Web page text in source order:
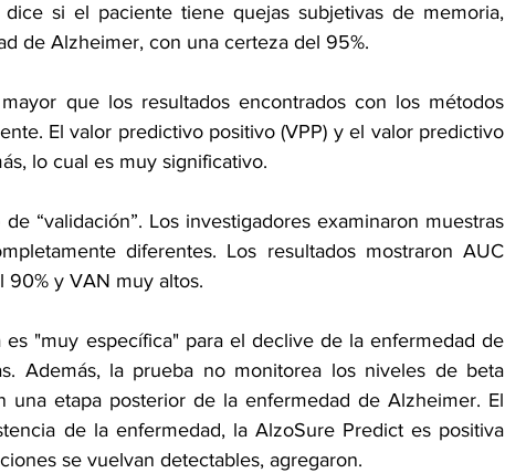
si el paciente tiene quejas subjetivas de memoria,
de Alzheimer, con una certeza del 95%.
que los resultados encontrados con los métodos
El valor predictivo positivo (VPP) y el valor predictivo
lo cual es muy significativo.
“validación”. Los investigadores examinaron muestras
diferentes. Los resultados mostraron AUC
90% y VAN muy altos.
"muy específica" para el declive de la enfermedad de
Además, la prueba no monitorea los niveles de beta
una etapa posterior de la enfermedad de Alzheimer. El
de la enfermedad, la AlzoSure Predict es positiva
se vuelvan detectables, agregaron.